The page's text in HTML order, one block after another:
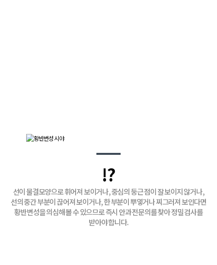
!?
선이 물결모양으로 휘어져 보이거나, 중심의 둥근 점이 잘 보이지 않거나,
선의 중간 부분이 끊어져 보이거나, 한 부분이 뿌옇거나 찌그러져 보인다면
황반변성을 의심해 볼 수 있으므로 즉시 안과 전문의를 찾아 정밀 검사를
받아야 합니다.